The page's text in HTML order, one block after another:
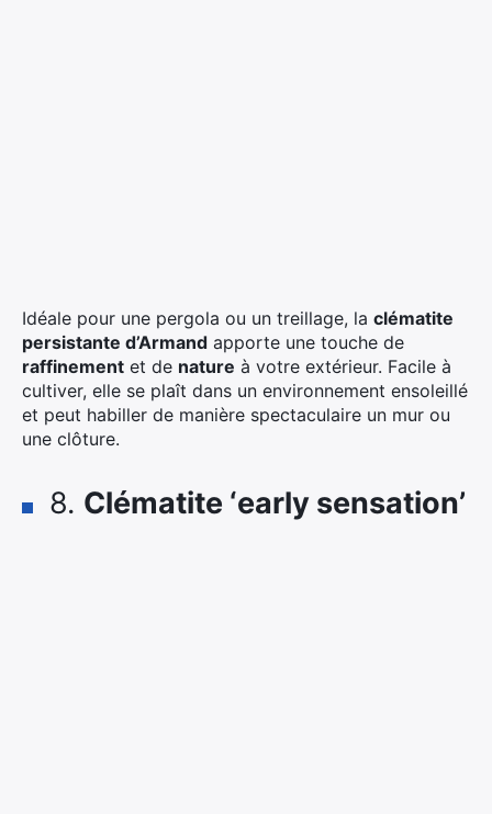
Idéale pour une pergola ou un treillage, la clématite
persistante d’Armand apporte une touche de
raffinement et de nature à votre extérieur. Facile à
cultiver, elle se plaît dans un environnement ensoleillé
et peut habiller de manière spectaculaire un mur ou
une clôture.
8. Clématite ‘early sensation’